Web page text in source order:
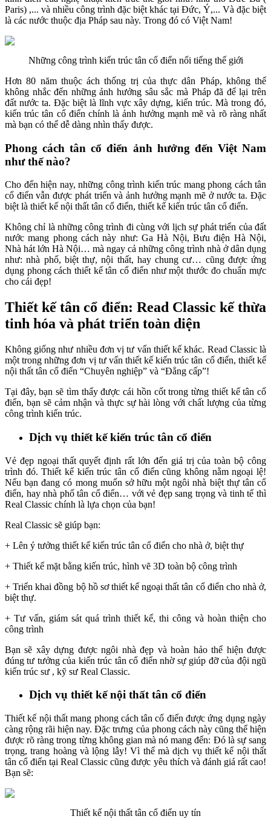
Paris) ,... và nhiều công trình đặc biệt khác tại Đức, Ý,... Và đặc biệt
là các nước thuộc địa Pháp sau này. Trong đó có Việt Nam!
Những công trình kiến trúc tân cổ điển nổi tiếng thế giới
Hơn 80 năm thuộc ách thống trị của thực dân Pháp, không thể
không nhắc đến những ảnh hưởng sâu sắc mà Pháp đã để lại trên
đất nước ta. Đặc biệt là lĩnh vực xây dựng, kiến trúc. Mà trong đó,
kiến trúc tân cổ điển chính là ảnh hưởng mạnh mẽ và rõ ràng nhất
mà bạn có thể dễ dàng nhìn thấy được.
Phong cách tân cổ điển ảnh hưởng đến Việt Nam
như thế nào?
Cho đến hiện nay, những công trình kiến trúc mang phong cách tân
cổ điển vẫn được phát triển và ảnh hưởng mạnh mẽ ở nước ta. Đặc
biệt là thiết kế nội thất tân cổ điển, thiết kế kiến trúc tân cổ điển.
Không chỉ là những công trình đi cùng với lịch sự phát triển của đất
nước mang phong cách này như: Ga Hà Nội, Bưu điện Hà Nội,
Nhà hát lớn Hà Nội… mà ngay cả những công trình nhà ở dân dụng
như: nhà phố, biệt thự, nội thất, hay chung cư… cũng được ứng
dụng phong cách thiết kế tân cổ điển như một thước đo chuẩn mực
cho cái đẹp!
Thiết kế tân cổ điển: Read Classic kế thừa
tinh hóa và phát triển toàn diện
Không giống như nhiều đơn vị tư vấn thiết kế khác. Read Classic là
một trong những đơn vị tư vấn thiết kế kiến trúc tân cổ điển, thiết kế
nội thất tân cổ điển “Chuyên nghiệp” và “Đẳng cấp”!
Tại đây, bạn sẽ tìm thấy được cái hồn cốt trong từng thiết kế tân cổ
điển, bạn sẽ cảm nhận và thực sự hài lòng với chất lượng của từng
công trình kiến trúc.
Dịch vụ thiết kế kiến trúc tân cổ điển
Vẻ đẹp ngoại thất quyết định rất lớn đến giá trị của toàn bộ công
trình đó. Thiết kế kiến trúc tân cổ điển cũng không nằm ngoại lệ!
Nếu bạn đang có mong muốn sở hữu một ngôi nhà biệt thự tân cổ
điển, hay nhà phố tân cổ điển… với vẻ đẹp sang trọng và tinh tế thì
Real Classic chính là lựa chọn của bạn!
Real Classic sẽ giúp bạn:
+ Lên ý tưởng thiết kế kiến trúc tân cổ điển cho nhà ở, biệt thự
+ Thiết kế mặt bằng kiến trúc, hình vẽ 3D toàn bộ công trình
+ Triển khai đồng bộ hồ sơ thiết kế ngoại thất tân cổ điển cho nhà ở,
biệt thự.
+ Tư vấn, giám sát quá trình thiết kế, thi công và hoàn thiện cho
công trình
Bạn sẽ xây dựng được ngôi nhà đẹp và hoàn hảo thể hiện được
đúng tư tưởng của kiến trúc tân cổ điển nhờ sự giúp đỡ của đội ngũ
kiến trúc sư , kỹ sư Real Classic.
Dịch vụ thiết kế nội thất tân cổ điển
Thiết kế nội thất mang phong cách tân cổ điển được ứng dụng ngày
càng rộng rãi hiện nay. Đặc trưng của phong cách này cũng thể hiện
được rõ ràng trong từng không gian mà nó mang đến: Đó là sự sang
trọng, trang hoàng và lộng lẫy! Vì thế mà dịch vụ thiết kế nội thất
tân cổ điển tại Real Classic cũng được yêu thích và đánh giá rất cao!
Bạn sẽ:
Thiết kế nội thất tân cổ điển uy tín